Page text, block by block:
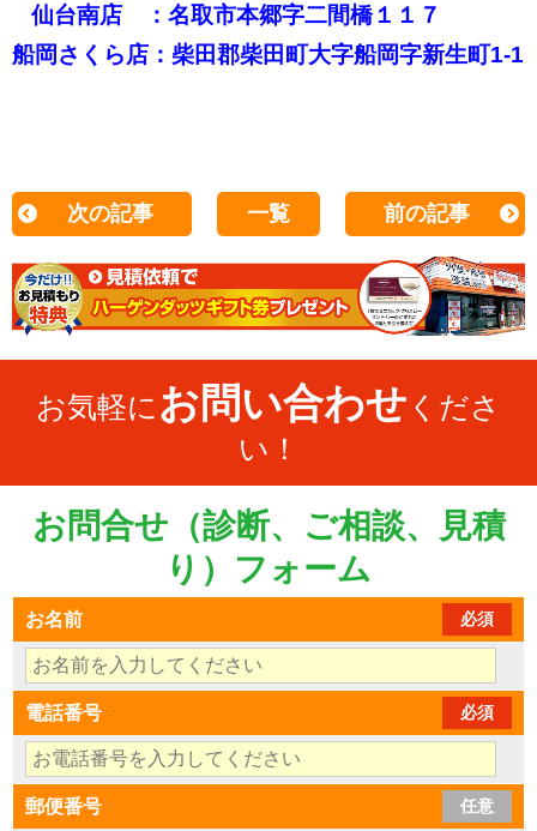
仙台南店 ：名取市本郷字二間橋１１７
船岡さくら店：柴田郡柴田町大字船岡字新生町1-1
次の記事 一覧 前の記事
お気軽に お問い合わせ くださ
い！
お問合せ（診断、ご相談、見積
り）フォーム
お名前 必須
電話番号 必須
郵便番号 任意